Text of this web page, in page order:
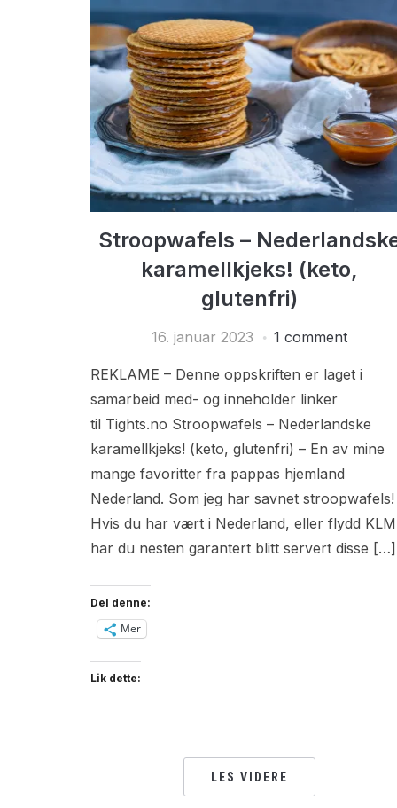
Stroopwafels –
karamellkjeks! (keto,
glutenfri)
16. januar 2023 1 comment
REKLAME – Denne oppskriften er laget i
samarbeid med- og inneholder linker
til Tights.no Stroopwafels – Nederlandske
karamellkjeks! (keto, glutenfri) – En av mine
mange favoritter fra pappas hjemland
Nederland. Som jeg har savnet stroopwafels!
Hvis du har vært i Nederland, eller flydd
har du nesten garantert blitt servert disse […]
Del denne:
Mer
Lik dette:
LES VIDERE